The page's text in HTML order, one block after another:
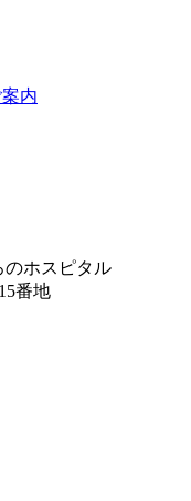
内
のホスピタル
番地